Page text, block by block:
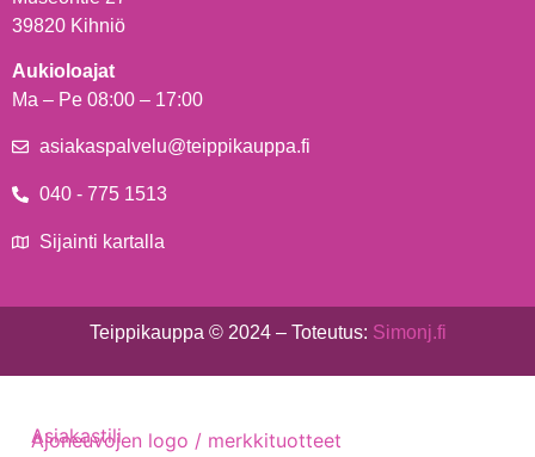
39820 Kihniö
Aukioloajat
Ma – Pe 08:00 – 17:00
asiakaspalvelu@teippikauppa.fi
040 - 775 1513
Sijainti kartalla
Teippikauppa © 2024 – Toteutus: Simonj.fi
Ajoneuvojen logo / merkkituotteet
Asiakastili